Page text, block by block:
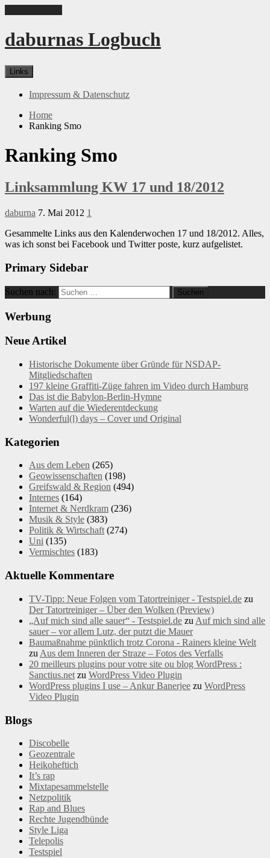
daburnas Logbuch
Links
Impressum & Datenschutz
Home
Ranking Smo
Ranking Smo
Linksammlung KW 17 und 18/2012
daburna 7. Mai 2012 1
Gesammelte Links aus den Kalenderwochen 17 und 18/2012. Alles,
was ich sonst bei Facebook und Twitter poste, kurz aufgelistet.
Primary Sidebar
Suchen nach:
Werbung
Neue Artikel
Historische Dokumente über Gründe für NSDAP-
Mitgliedschaften
197 kleine Graffiti-Züge fahren im Video durch Hamburg
Das ist die Babylon-Berlin-Hymne
Warten auf die Wiederentdeckung
Wonderful(l) days – Cover und Original
Kategorien
Aus dem Leben (265)
Geowissenschaften (198)
Greifswald & Region (494)
Internes (164)
Internet & Nerdkram (236)
Musik & Style (383)
Politik & Wirtschaft(274)
Uni (135)
Vermischtes (183)
Aktuelle Kommentare
TV-Tipp: Neue Folgen vom Tatortreiniger - Testspiel.de zu
Der Tatortreiniger – Über den Wolken (Preview)
„Auf mich sind alle sauer“ - Testspiel.de zu Auf mich sind alle
sauer – vor allem Lutz, der putzt die Mauer
Baumaßnahme pünktlich trotz Corona - Rainers kleine Welt
zu Aus dem Inneren der Straze – Fotos des Verfalls
20 meilleurs plugins pour votre site ou blog WordPress :
Sanctius.net zu WordPress Video Plugin
WordPress plugins I use – Ankur Banerjee zu WordPress
Video Plugin
Blogs
Discobelle
Geozentrale
Heikoheftich
It’s rap
Mixtapesammelstelle
Netzpolitik
Rap and Blues
Rechte Jugendbünde
Style Liga
Telepolis
Testspiel